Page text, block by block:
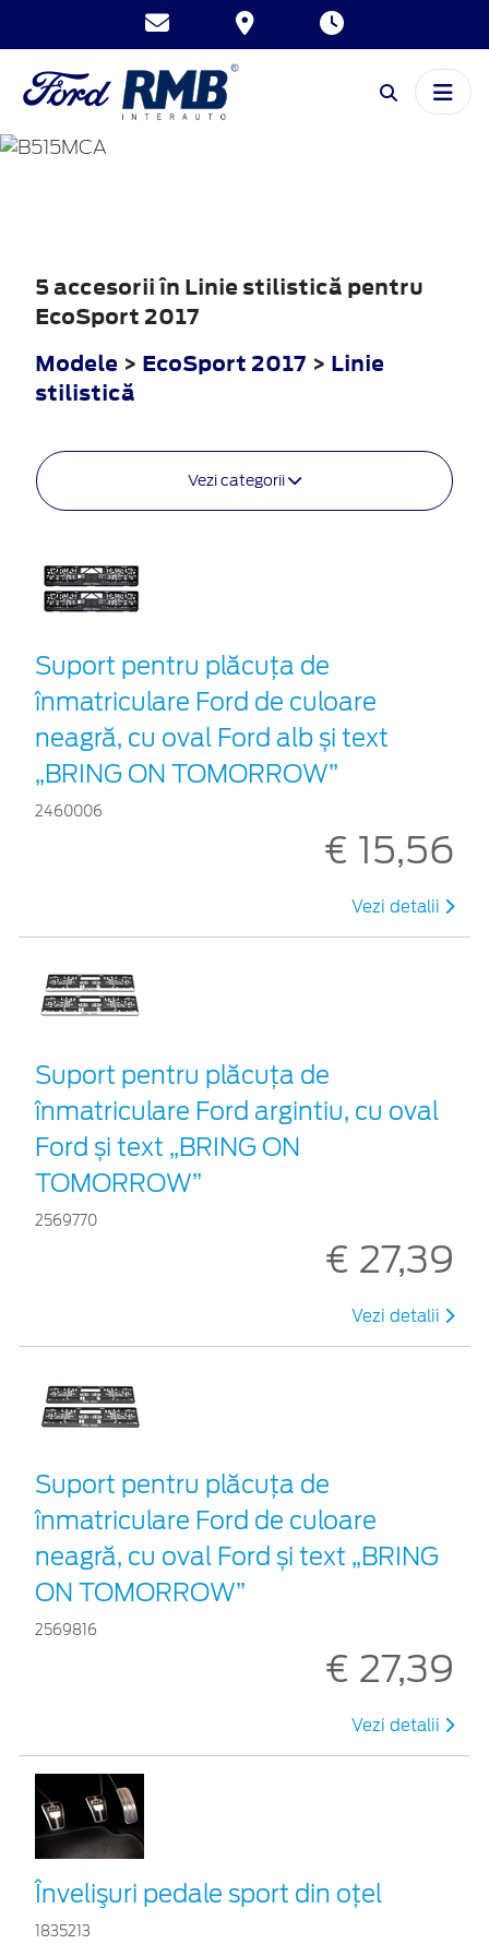
ECOSPORT
5 accesorii în Linie stilistică pentru
EcoSport 2017
Modele > EcoSport 2017 > Linie
stilistică
Vezi categorii
Suport pentru plăcuța de
înmatriculare Ford de culoare
neagră, cu oval Ford alb și text
„BRING ON TOMORROW”
2460006
€ 15,56
Vezi detalii
Suport pentru plăcuța de
înmatriculare Ford argintiu, cu oval
Ford și text „BRING ON
TOMORROW”
2569770
€ 27,39
Vezi detalii
Suport pentru plăcuța de
înmatriculare Ford de culoare
neagră, cu oval Ford și text „BRING
ON TOMORROW”
2569816
€ 27,39
Vezi detalii
Învelişuri pedale sport din oţel
1835213